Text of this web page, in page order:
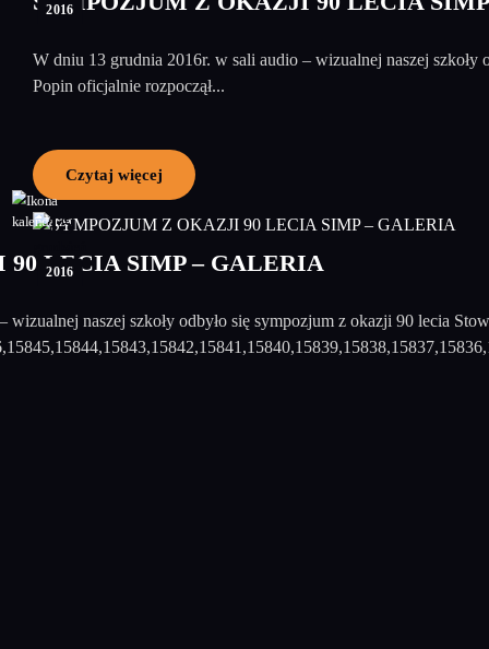
2016
W dniu 13 grudnia 2016r. w sali audio – wizualnej naszej
Popin oficjalnie rozpoczął...
Czytaj więcej
15
2016
LECIA SIMP – GALERIA
wizualnej naszej szkoły odbyło się sympozjum z okazji 90 lecia